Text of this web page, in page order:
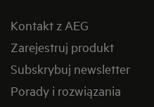
Kontakt z AEG
Zarejestruj produkt
Subskrybuj newsletter
Porady i rozwiązania